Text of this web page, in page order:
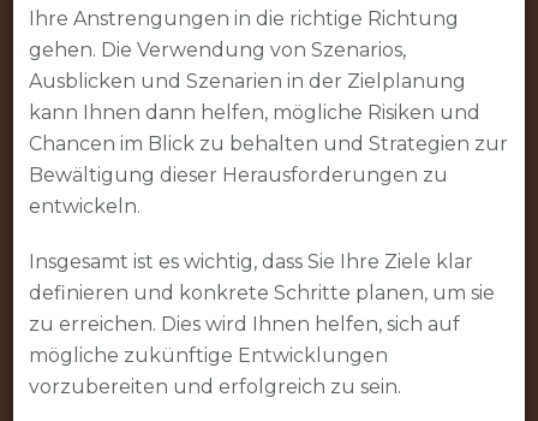
Ihre Anstrengungen in die richtige Richtung
gehen. Die Verwendung von Szenarios,
Ausblicken und Szenarien in der Zielplanung
kann Ihnen dann helfen, mögliche Risiken und
Chancen im Blick zu behalten und Strategien zur
Bewältigung dieser Herausforderungen zu
entwickeln.
Insgesamt ist es wichtig, dass Sie Ihre Ziele klar
definieren und konkrete Schritte planen, um sie
zu erreichen. Dies wird Ihnen helfen, sich auf
mögliche zukünftige Entwicklungen
vorzubereiten und erfolgreich zu sein.